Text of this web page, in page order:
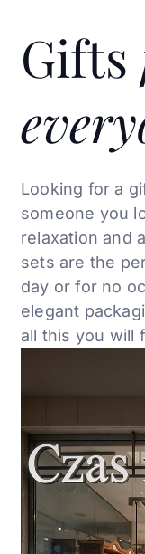
Gifts
Looking for a
someone you
relaxation and
sets are the
day or for no
elegant
all this you will